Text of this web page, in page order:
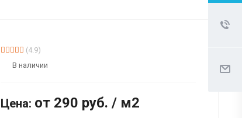
(4.9)
В наличии
Цена: от 290 руб. / м2